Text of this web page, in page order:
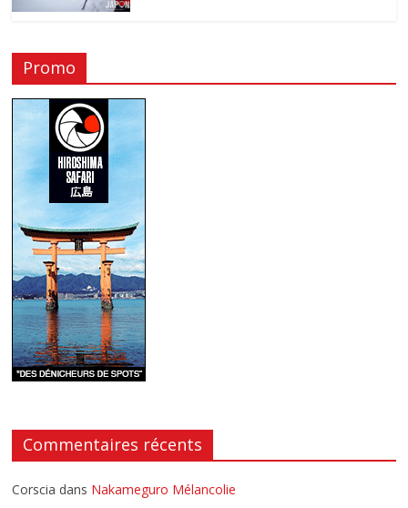
Promo
Commentaires récents
Corscia dans Nakameguro Mélancolie